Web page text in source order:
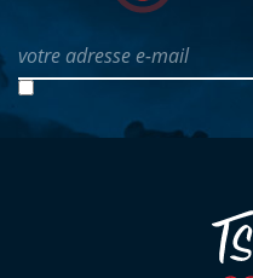
votre adresse e-mail